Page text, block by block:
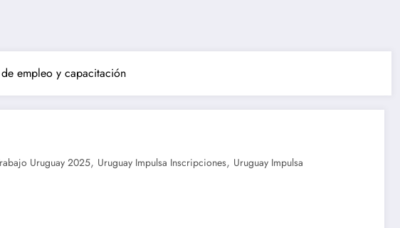
empleo y capacitación
Uruguay 2025, Uruguay Impulsa Inscripciones, Uruguay Impulsa